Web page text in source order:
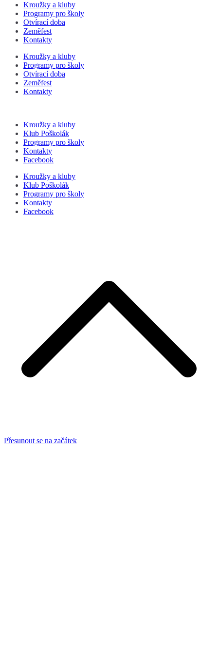
Kroužky a kluby
Programy pro školy
Otvírací doba
Zeměfest
Kontakty
Kroužky a kluby
Programy pro školy
Otvírací doba
Zeměfest
Kontakty
Kroužky a kluby
Klub Poškolák
Programy pro školy
Kontakty
Facebook
Kroužky a kluby
Klub Poškolák
Programy pro školy
Kontakty
Facebook
Přesunout se na začátek